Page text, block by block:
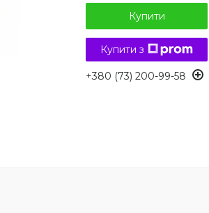
Купити
Купити з
+380 (73) 200-99-58